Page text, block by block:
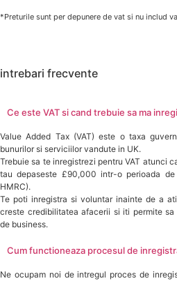
*Preturile sunt per depunere de vat si nu includ
intrebari frecvente
Ce este VAT si cand trebuie sa ma
Value Added Tax (VAT) este o taxa
bunurilor si serviciilor vandute in UK.
Trebuie sa te inregistrezi pentru VAT atunci
tau depaseste £90,000 intr-o perioada
HMRC).
Te poti inregistra si voluntar inainte de a
creste credibilitatea afacerii si iti permite
de business.
Cum functioneaza procesul de
Ne ocupam noi de intregul proces de